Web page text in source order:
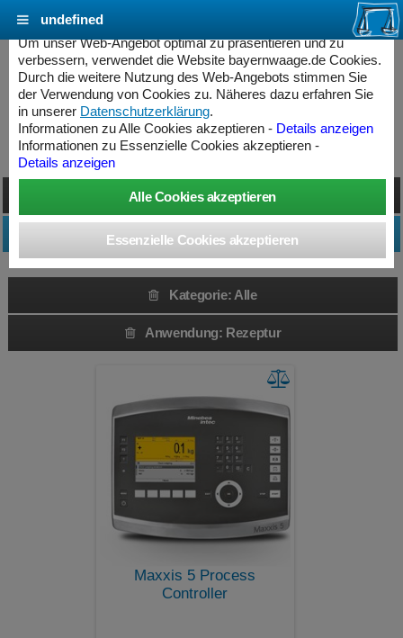
Produkte » Alle
Kategorie: Alle » Rezeptur
Darstellung umschalten
Produktfilter anpassen
Kategorie: Alle
Anwendung: Rezeptur
Maxxis 5 Process
Controller
Cookie Einstellungen - bayernwaage.de
Um unser Web-Angebot optimal zu präsentieren und zu
verbessern, verwendet die Website bayernwaage.de Cookies.
Durch die weitere Nutzung des Web-Angebots stimmen Sie
der Verwendung von Cookies zu. Näheres dazu erfahren Sie
in unserer Datenschutzerklärung.
Informationen zu Alle Cookies akzeptieren - Details anzeigen
Informationen zu Essenzielle Cookies akzeptieren -
Details anzeigen
undefined